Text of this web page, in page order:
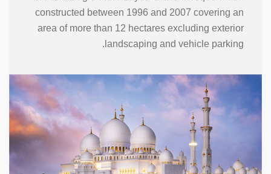
constructed between 1996 and 2007 covering an
area of more than 12 hectares excluding exterior
landscaping and vehicle parking.